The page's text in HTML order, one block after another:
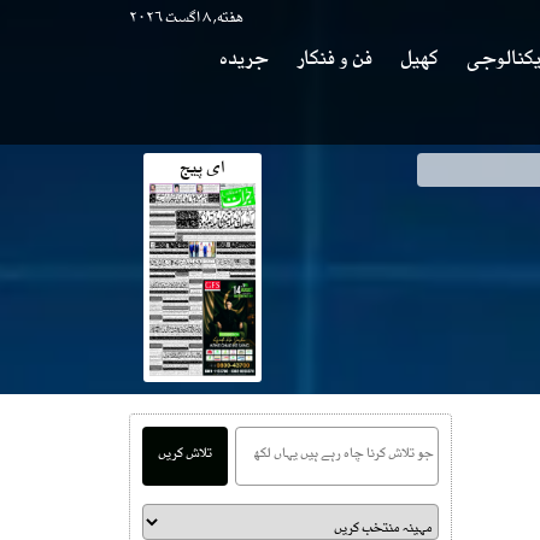
هفته, ۸ اگست ۲۰۲۶
کھیل فن و فنکار
جریدہ
جی کاانکشاف ای پیج
تلاش کریں